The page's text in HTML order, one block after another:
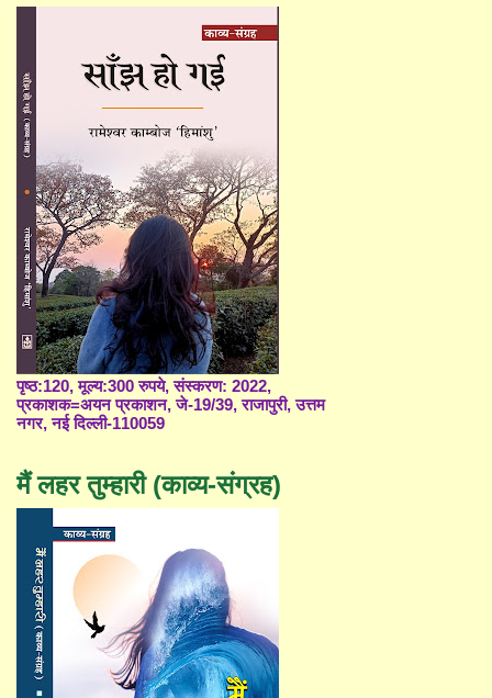
पृष्ठ:120, मूल्य:300 रुपये, संस्करण: 2022,
प्रकाशक=अयन प्रकाशन, जे-19/39, राजापुरी, उत्तम
नगर, नई दिल्ली-110059
मैं लहर तुम्हारी (काव्य-संग्रह)